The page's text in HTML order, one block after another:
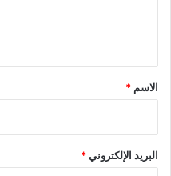
*
الاسم *
البريد الإلكتروني*